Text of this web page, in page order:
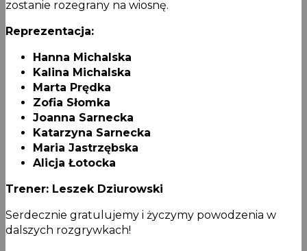
zostanie rozegrany na wiosnę.
Reprezentacja:
Hanna Michalska
Kalina Michalska
Marta Prędka
Zofia Słomka
Joanna Sarnecka
Katarzyna Sarnecka
Maria Jastrzębska
Alicja Łotocka
Trener: Leszek Dziurowski
Serdecznie gratulujemy i życzymy powodzenia w
dalszych rozgrywkach!